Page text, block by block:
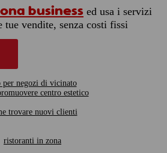
business ed usa i servizi
tue vendite, senza costi fissi
per negozi di vicinato
centro estetico
trovare nuovi clienti
ristoranti in zona